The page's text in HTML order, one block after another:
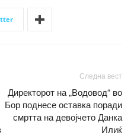
Следна вест
Директорот на „Водовод“ во
Бор поднесе оставка поради
смртта на девојчето Данка
Илиќ